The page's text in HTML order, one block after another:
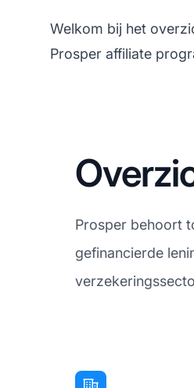
Welkom bij het
Prosper affiliate
Prosper behoort
gefinancierde